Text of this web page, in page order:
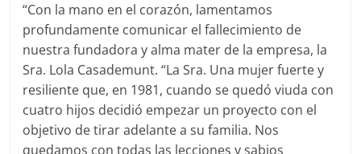
“Con la mano en el corazón, lamentamos
profundamente comunicar el fallecimiento de
nuestra fundadora y alma mater de la empresa, la
Sra. Lola Casademunt. “La Sra. Una mujer fuerte y
resiliente que, en 1981, cuando se quedó viuda con
cuatro hijos decidió empezar un proyecto con el
objetivo de tirar adelante a su familia. Nos
quedamos con todas las lecciones y sabios